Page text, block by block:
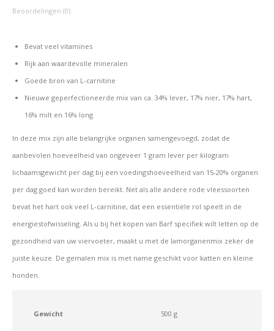
Beoordelingen (0)
Bevat veel vitamines
Rijk aan waardevolle mineralen
Goede bron van L-carnitine
Nieuwe geperfectioneerde mix van ca. 34% lever, 17% nier, 17% hart,
16% milt en 16% long
In deze mix zijn alle belangrijke organen samengevoegd, zodat de
aanbevolen hoeveelheid van ongeveer 1 gram lever per kilogram
lichaamsgewicht per dag bij een voedingshoeveelheid van 15-20% organen
per dag goed kan worden bereikt. Net als alle andere rode vleessoorten
bevat het hart ook veel L-carnitine, dat een essentiële rol speelt in de
energiestofwisseling. Als u bij het kopen van Barf specifiek wilt letten op de
gezondheid van uw viervoeter, maakt u met de lamorganenmix zeker de
juiste keuze. De gemalen mix is met name geschikt voor katten en kleine
honden.
Gewicht 500 g